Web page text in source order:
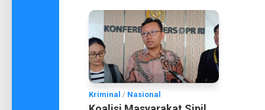
Kriminal / Nasional